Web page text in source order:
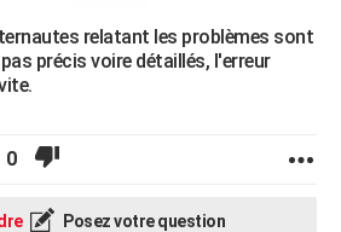
relatant les problèmes sont
précis voire détaillés, l'erreur
0
Posez votre question